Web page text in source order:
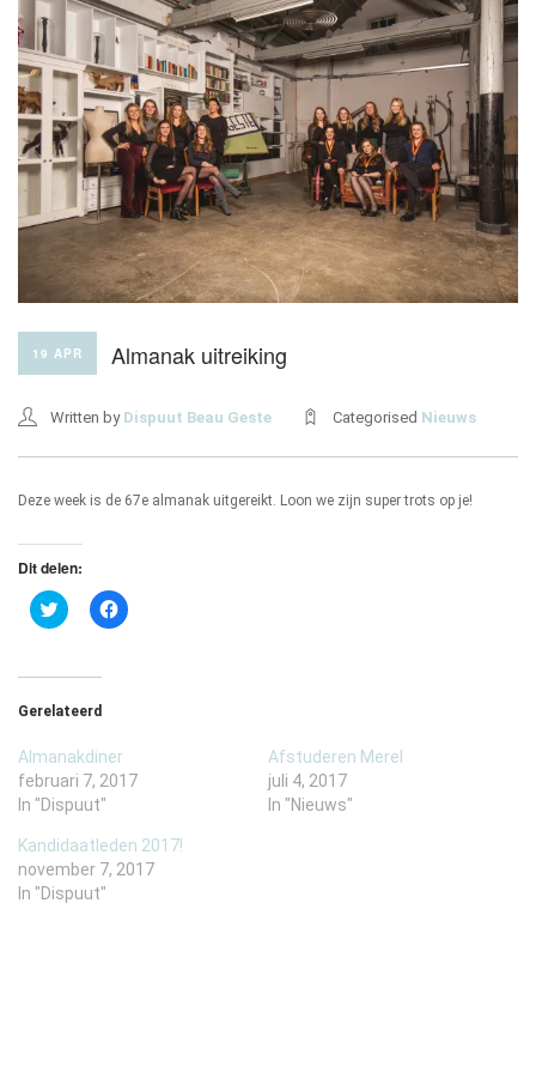
ONZE HUIZEN
CONTACT
19 APR Almanak uitreiking
Written by Dispuut Beau Geste Categorised Nieuws
Deze week is de 67e almanak uitgereikt. Loon we zijn super trots op je!
Dit delen:
Klik
om
Twitter
(Wordt
in
nieuw
venster
geopend)
Klik
om
venster
geopend)
Gerelateerd
Almanakdiner
februari 7, 2017
In "Dispuut"
Afstuderen Merel
juli 4, 2017
In "Nieuws"
Kandidaatleden 2017!
november 7, 2017
In "Dispuut"